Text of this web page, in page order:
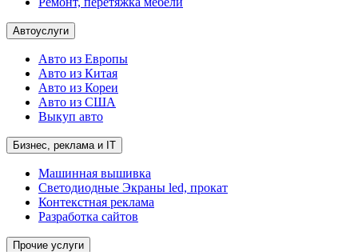
Автоуслуги
Авто из Европы
Авто из Китая
Авто из Кореи
Авто из США
Выкуп авто
Бизнес, реклама и IT
Машинная вышивка
Светодиодные Экраны led, прокат
Контекстная реклама
Разработка сайтов
Прочие услуги